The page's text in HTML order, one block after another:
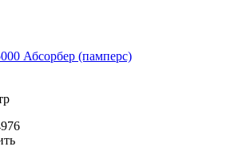
Абсорбер (памперс)